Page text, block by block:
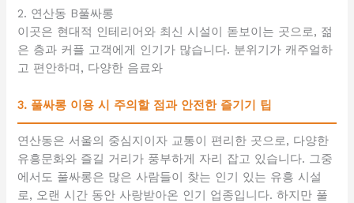
2. 연산동 B풀싸롱
이곳은 현대적 인테리어와 최신 시설이 돋보이는 곳으로, 젊
은 층과 커플 고객에게 인기가 많습니다. 분위기가 캐주얼하
고 편안하며, 다양한 음료와
3. 풀싸롱 이용 시 주의할 점과 안전한 즐기기 팁
연산동은 서울의 중심지이자 교통이 편리한 곳으로, 다양한
유흥문화와 즐길 거리가 풍부하게 자리 잡고 있습니다. 그중
에서도 풀싸롱은 많은 사람들이 찾는 인기 있는 유흥 시설
로, 오랜 시간 동안 사랑받아온 인기 업종입니다. 하지만 풀